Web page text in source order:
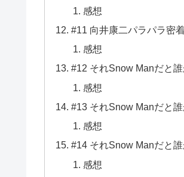
感想
#11 向井康⼆パラパラ密
感想
#12 それSnow Manだと
感想
#13 それSnow Manだと
感想
#14 それSnow Manだと
感想